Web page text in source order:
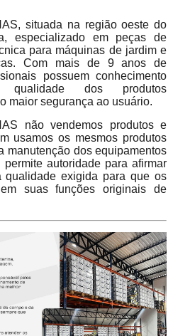
situada na região oeste do
especializado em peças de
para máquinas de jardim e
Com mais de 9 anos de
possuem conhecimento
dos produtos
maior segurança ao usuário.
não vendemos produtos e
usamos os mesmos produtos
manutenção dos equipamentos
autoridade para afirmar
qualidade exigida para que os
suas funções originais de